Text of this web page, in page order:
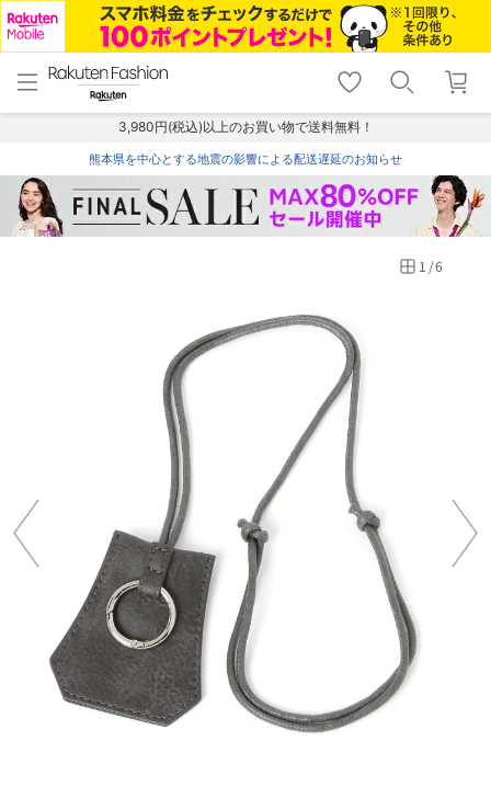
menu home
トップ
shopping_cart lock_outline
ログイン
3,980円(税込)以上のお買い物で送料無料！
熊本県を中心とする地震の影響による配送遅延のお知らせ
1 /6